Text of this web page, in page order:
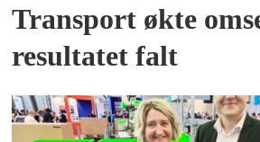
Transport økte
resultatet falt